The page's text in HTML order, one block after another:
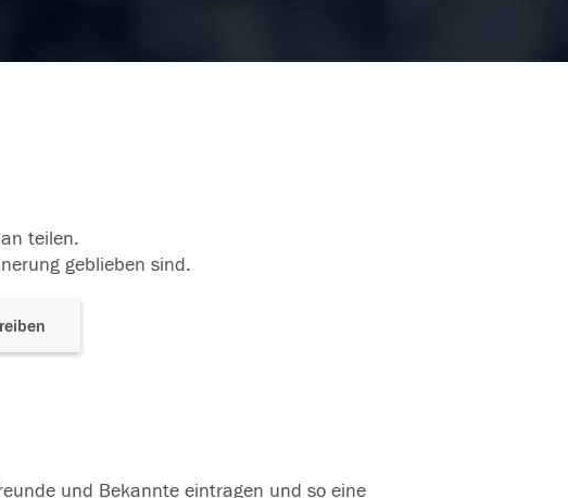
teilen.
geblieben sind.
und Bekannte eintragen und so eine